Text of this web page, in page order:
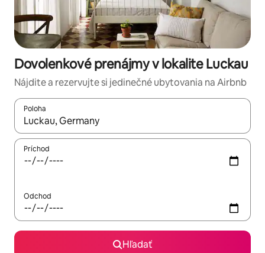
Dovolenkové prenájmy v lokalite Luckau
Nájdite a rezervujte si jedinečné ubytovania na Airbnb
Poloha
Keď budú výsledky k dispozícii, môžete si ich prechádzať
Príchod
Odchod
Hľadať